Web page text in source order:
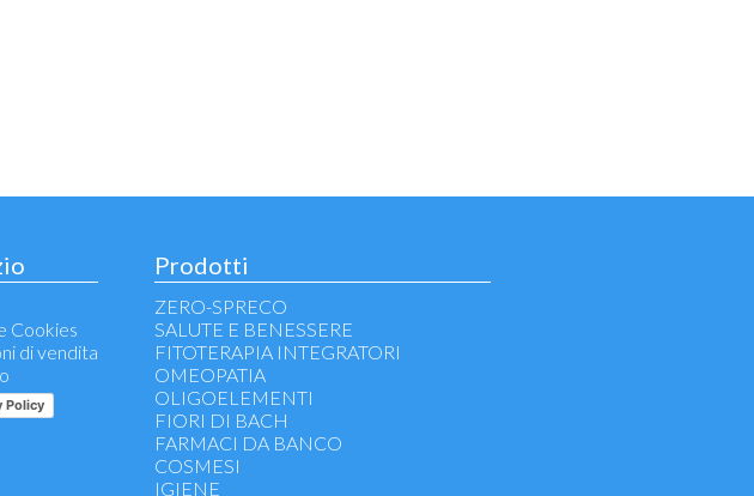
Cookies
di vendita
Policy
Prodotti
ZERO-SPRECO
SALUTE E BENESSERE
FITOTERAPIA INTEGRATORI
OMEOPATIA
OLIGOELEMENTI
FIORI DI BACH
FARMACI DA BANCO
COSMESI
IGIENE